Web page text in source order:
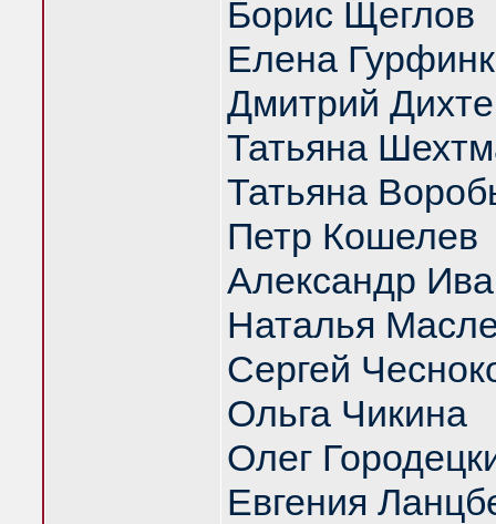
Борис Щеглов
Елена
Дмитрий
Татьяна
Татьяна
Петр Кошелев
Александр
Наталья
Сергей
Ольга Чикина
Олег
Евгения